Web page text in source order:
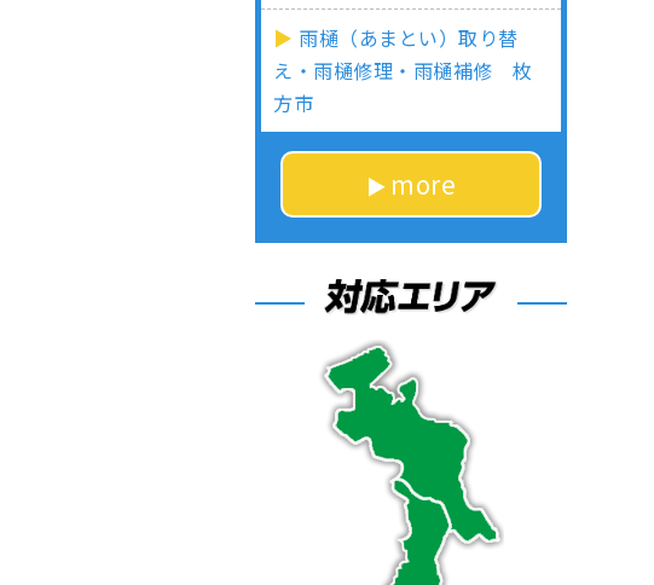
雨樋（あまとい）取り替
え・雨樋修理・雨樋補修 枚
方市
more